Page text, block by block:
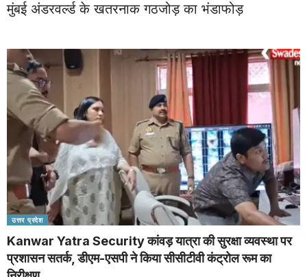
मुंबई अंडरवर्ल्ड के खतरनाक गठजोड़ का भंडाफोड़
उत्तर प्रदेश
Kanwar Yatra Security कांवड़ यात्रा की सुरक्षा व्यवस्था पर
प्रशासन सतर्क, डीएम-एसपी ने किया सीसीटीवी कंट्रोल रूम का